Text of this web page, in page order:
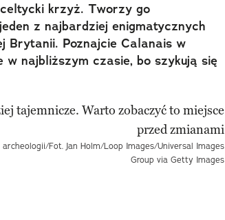
krzyż. Tworzy go
z najbardziej enigmatycznych
Brytanii. Poznajcie Calanais w
najbliższym czasie, bo szykują się
archeologii/Fot. Jan Holm/Loop Images/Universal Images
Group via Getty Images